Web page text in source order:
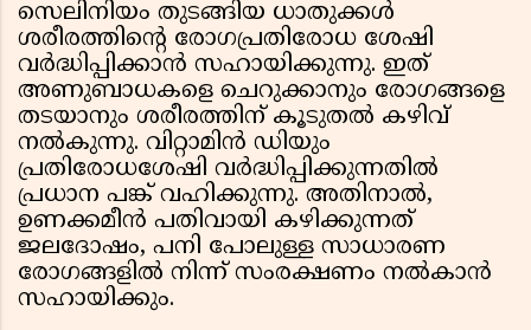
സെലിനിയം തുടങ്ങിയ ധാതുക്കൾ
ശരീരത്തിന്റെ രോഗപ്രതിരോധ ശേഷി
വർദ്ധിപ്പിക്കാൻ സഹായിക്കുന്നു. ഇത്
അണുബാധകളെ ചെറുക്കാനും രോഗങ്ങളെ
തടയാനും ശരീരത്തിന് കൂടുതൽ കഴിവ്
നൽകുന്നു. വിറ്റാമിൻ ഡിയും
പ്രതിരോധശേഷി വർദ്ധിപ്പിക്കുന്നതിൽ
പ്രധാന പങ്ക് വഹിക്കുന്നു. അതിനാൽ,
ഉണക്കമീൻ പതിവായി കഴിക്കുന്നത്
ജലദോഷം, പനി പോലുള്ള സാധാരണ
രോഗങ്ങളിൽ നിന്ന് സംരക്ഷണം നൽകാൻ
സഹായിക്കും.